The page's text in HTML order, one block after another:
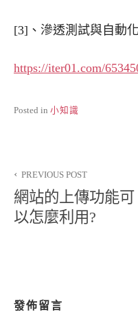
[3]、滲透測試與自動
https://iter01.com/
Posted in 小知識
章
導
PREVIOUS POST
網站的上傳功能可
以怎麼利用?
發佈留言